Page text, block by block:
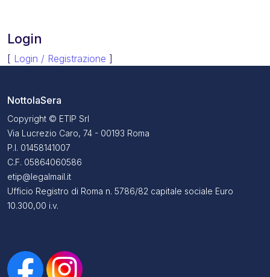
Login
[ Login / Registrazione ]
NottolaSera
Copyright © ETIP Srl
Via Lucrezio Caro, 74 - 00193 Roma
P.I. 01458141007
C.F. 05864060586
etip@legalmail.it
Ufficio Registro di Roma n. 5786/82 capitale sociale Euro
10.300,00 i.v.